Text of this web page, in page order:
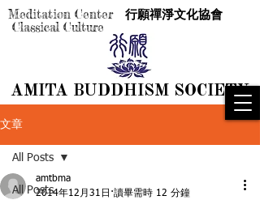
AMITA BUDDHISM SOCIETY
AMITA BUDDHISM SOCIETY
Meditation Center 行願禪淨文化協會
Classical Culture
文章
All Posts
All Posts
amtbma
2014年12月31日 讀畢需時 12 分鐘